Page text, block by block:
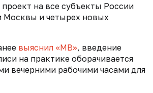
на все субъекты России
Москвы и четырех новых
выяснил «МВ», введение
на практике оборачивается
вечерними рабочими часами для